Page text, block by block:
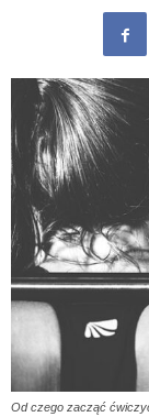
Od czego zacząć